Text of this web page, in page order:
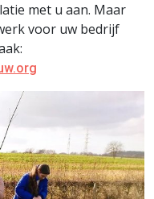
met u aan. Maar
voor uw bedrijf